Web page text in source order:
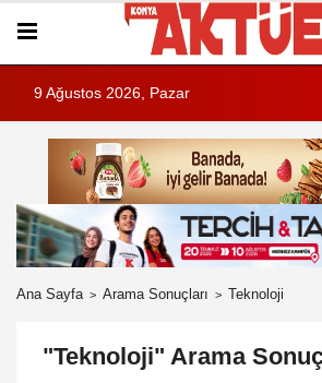
9 Ağustos 2026, Pazar
Ana Sayfa Arama Sonuçları Teknoloji
"Teknoloji" Arama